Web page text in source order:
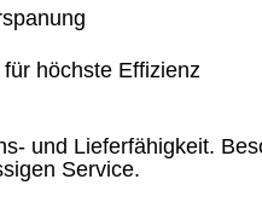
höchste Effizienz
und Lieferfähigkeit.
Service.